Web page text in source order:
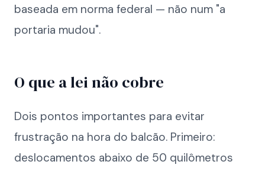
baseada em norma federal — não num "a
portaria mudou".
O que a lei não cobre
Dois pontos importantes para evitar
frustração na hora do balcão. Primeiro:
deslocamentos abaixo de 50 quilômetros